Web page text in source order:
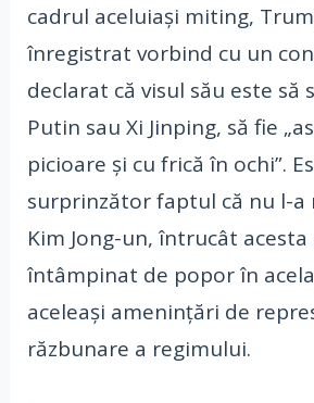
cadrul aceluiași miting,
înregistrat vorbind cu un
declarat că visul său este să
Putin sau Xi Jinping, să fie
picioare și cu frică în ochi”.
surprinzător faptul că nu l-a
Kim Jong-un, întrucât acesta
întâmpinat de popor în
aceleași amenințări de
răzbunare a regimului.